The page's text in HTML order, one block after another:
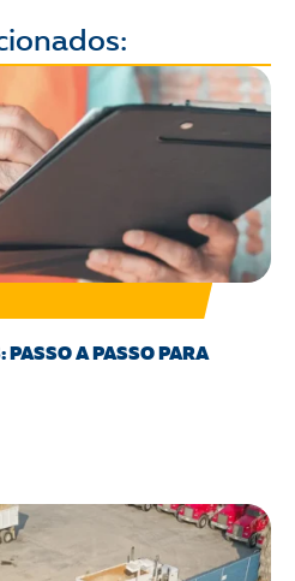
PASSO A PASSO PARA